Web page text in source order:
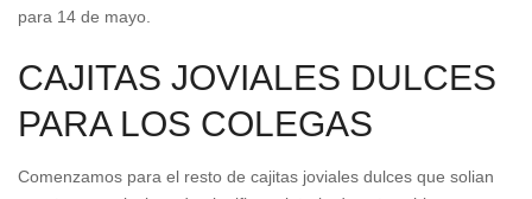
para 14 de mayo.
CAJITAS JOVIALES DULCES
PARA LOS COLEGAS
Comenzamos para el resto de cajitas joviales dulces que solian